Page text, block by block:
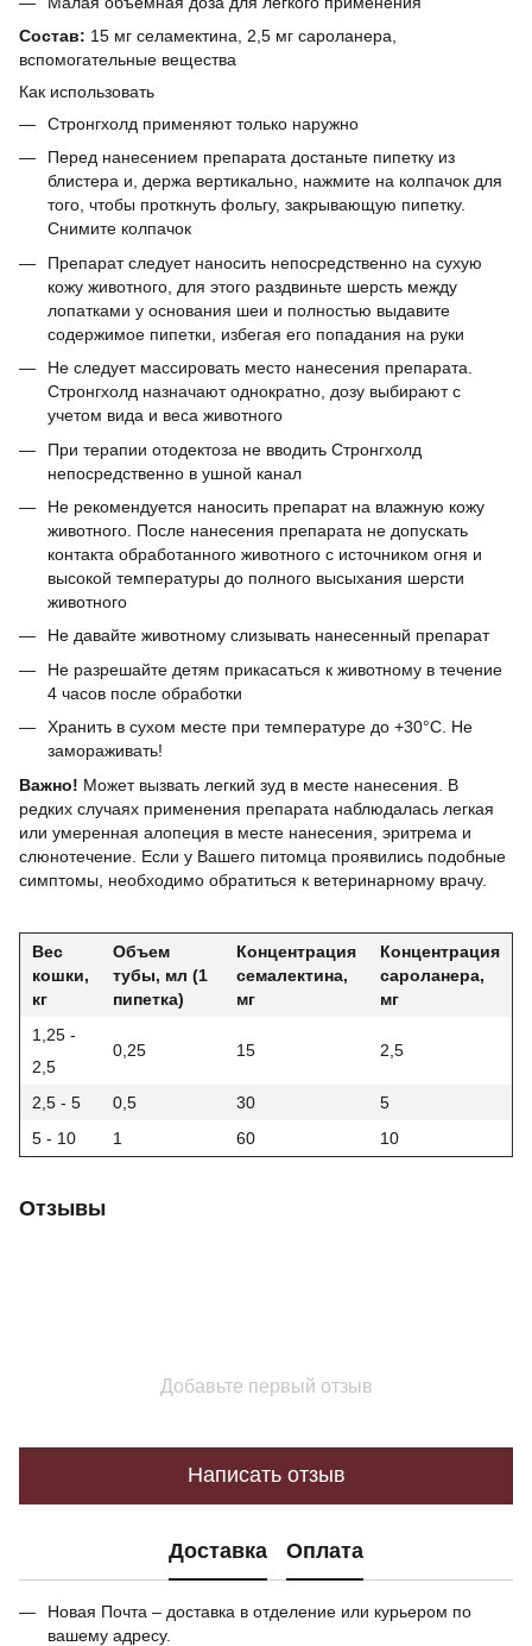
Состав: 15 мг селамектина, 2,5 мг сароланера,
вспомогательные вещества
Как использовать
Стронгхолд применяют только наружно
Перед нанесением препарата достаньте пипетку из
блистера и, держа вертикально, нажмите на колпачок для
того, чтобы проткнуть фольгу, закрывающую пипетку.
Снимите колпачок
Препарат следует наносить непосредственно на сухую
кожу животного, для этого раздвиньте шерсть между
лопатками у основания шеи и полностью выдавите
содержимое пипетки, избегая его попадания на руки
Не следует массировать место нанесения препарата.
Стронгхолд назначают однократно, дозу выбирают с
учетом вида и веса животного
При терапии отодектоза не вводить Стронгхолд
непосредственно в ушной канал
Не рекомендуется наносить препарат на влажную кожу
животного. После нанесения препарата не допускать
контакта обработанного животного с источником огня и
высокой температуры до полного высыхания шерсти
животного
Не давайте животному слизывать нанесенный препарат
Не разрешайте детям прикасаться к животному в течение
4 часов после обработки
Хранить в сухом месте при температуре до +30°C. Не
замораживать!
Важно! Может вызвать легкий зуд в месте нанесения. В
редких случаях применения препарата наблюдалась легкая
или умеренная алопеция в месте нанесения, эритрема и
слюнотечение. Если у Вашего питомца проявились подобные
симптомы, необходимо обратиться к ветеринарному врачу.
Вес
кошки,
кг
Объем
тубы, мл (1
пипетка)
Концентрация
семалектина,
мг
Концентрация
сароланера,
мг
1,25 -
2,5
0,25 15 2,5
2,5 - 5 0,5 30
5
5 - 10
1 60 10
Отзывы
Добавьте первый отзыв
Написать отзыв
Доставка Оплата
Новая Почта – доставка в отделение или курьером по
вашему адресу.